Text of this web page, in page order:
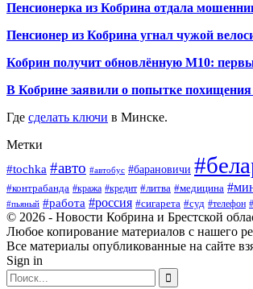
Пенсионерка из Кобрина отдала
Пенсионер из Кобрина угнал чужой
Кобрин получит обновлённую М10:
В Кобрине заявили о попытке
Где сделать ключи в Минске.
Метки
#tochka #авто #автобус #барановичи
#контрабанда #кража #кредит #литва #медицина
#пьяный #работа #россия #сигарета #суд #телефон
© 2026 - Новости Кобрина и Брестской
Любое копирование материалов с нашего
Все материалы опубликованные на сайте
Sign in